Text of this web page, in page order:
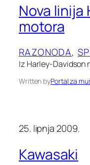
Nova linija
motora
RAZONODA,
Iz Harley-Davidson
Written byPortal za
25. lipnja 2009.
Kawasaki